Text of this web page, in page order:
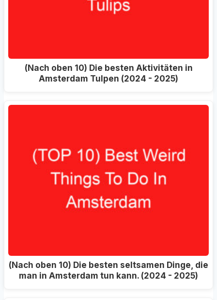
(Nach oben 10) Die besten Aktivitäten in
Amsterdam Tulpen (2024 - 2025)
(Nach oben 10) Die besten seltsamen Dinge, die
man in Amsterdam tun kann. (2024 - 2025)